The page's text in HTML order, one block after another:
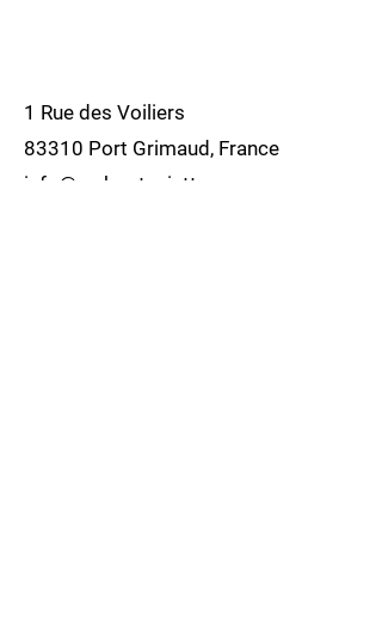
1 Rue des Voiliers
83310 Port Grimaud, France
info@myboatsainttropez.com